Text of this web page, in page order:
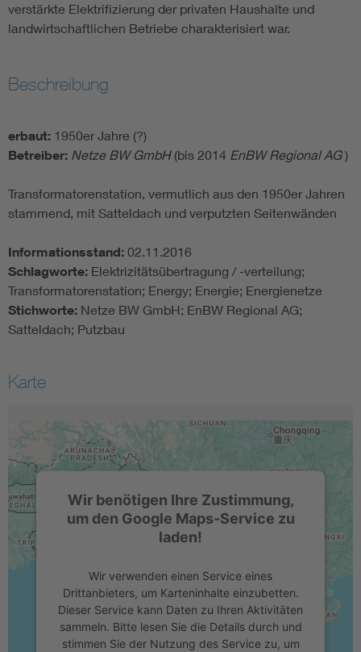
verstärkte Elektrifizierung der privaten Haushalte und
landwirtschaftlichen Betriebe charakterisiert war.
Beschreibung
erbaut: 1950er Jahre (?)
Betreiber: Netze BW GmbH(bis 2014 EnBW Regional AG)
Transformatorenstation, vermutlich aus den 1950er Jahren
stammend, mit Satteldach und verputzten Seitenwänden
Informationsstand: 02.11.2016
Schlagworte: Elektrizitätsübertragung / -verteilung;
Transformatorenstation; Energy; Energie; Energienetze
Stichworte: Netze BW GmbH; EnBW Regional AG;
Satteldach; Putzbau
Karte
Wir benötigen Ihre Zustimmung,
um den Google Maps-Service zu
laden!
Wir verwenden einen Service eines
Drittanbieters, um Karteninhalte einzubetten.
Dieser Service kann Daten zu Ihren Aktivitäten
sammeln. Bitte lesen Sie die Details durch und
stimmen Sie der Nutzung des Service zu, um